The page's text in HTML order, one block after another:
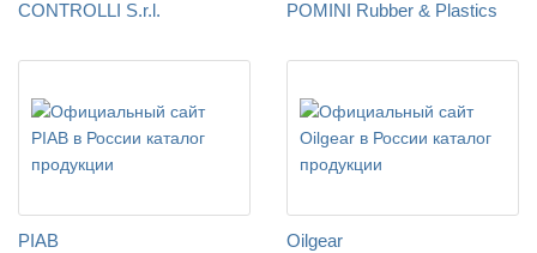
CONTROLLI S.r.l. POMINI Rubber & Plastics
PIAB Oilgear